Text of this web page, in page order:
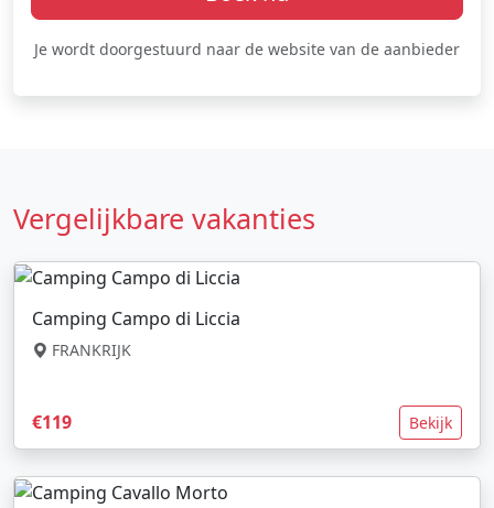
Je wordt doorgestuurd naar de website van de aanbieder
Vergelijkbare vakanties
Camping Campo di Liccia
FRANKRIJK
€119 Bekijk